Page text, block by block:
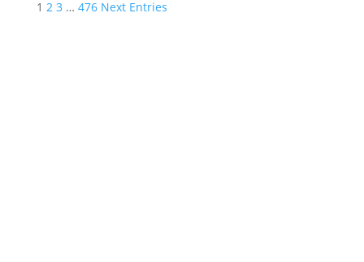
1 2 3 … 476 Next Entries